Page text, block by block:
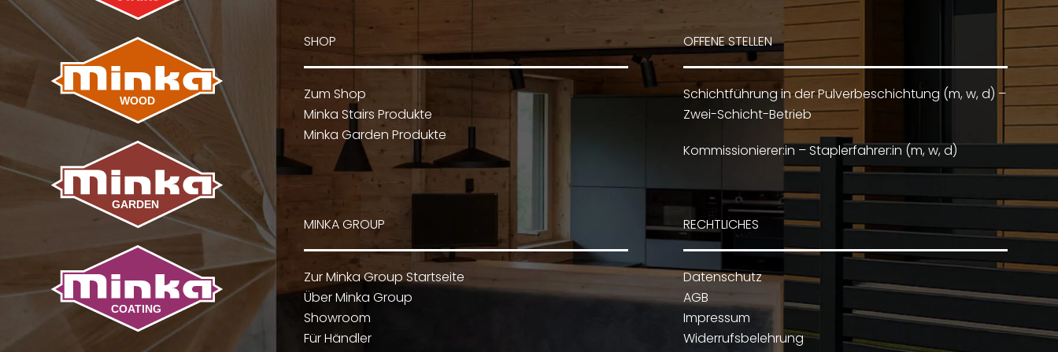
SHOP
Zum Shop
Minka Stairs Produkte
Minka Garden Produkte
OFFENE STELLEN
Schichtführung in der Pulverbeschichtung (m, w, d) –
Zwei-Schicht-Betrieb
Kommissionierer:in – Staplerfahrer:in (m, w, d)
MINKA GROUP
Zur Minka Group Startseite
Über Minka Group
Showroom
Für Händler
RECHTLICHES
Datenschutz
AGB
Impressum
Widerrufsbelehrung